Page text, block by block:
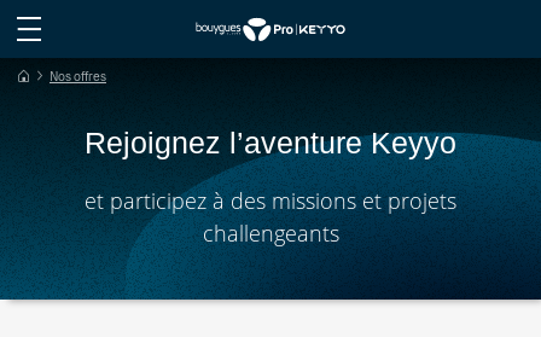
Nos offres
Rejoignez l’aventure Keyyo
et participez à des missions et projets
challengeants